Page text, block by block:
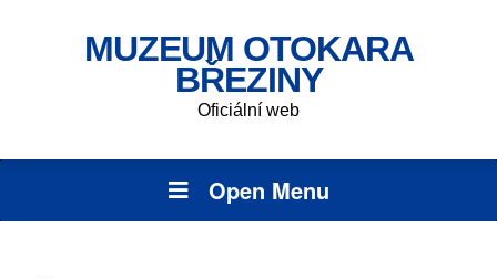
MUZEUM OTOKARA
BŘEZINY
Oficiální web
Open Menu